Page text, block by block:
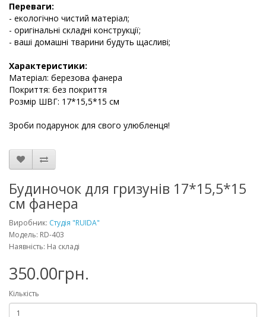
Переваги:
- екологічно чистий матеріал;
- оригінальні складні конструкції;
- ваші домашні тварини будуть щасливі;
Характеристики:
Матеріал: березова фанера
Покриття: без покриття
Розмір ШВГ: 17*15,5*15 см
Зроби подарунок для свого улюбленця!
Будиночок для гризунів 17*15,5*15
см фанера
Виробник: Студія "RUIDA"
Модель: RD-403
Наявність: На складі
350.00грн.
Кількість